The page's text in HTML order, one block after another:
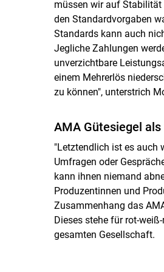
müssen wir auf Stabilität
den Standardvorgaben
Standards kann auch
Jegliche Zahlungen
unverzichtbare
einem Mehrerlös
zu können", unterstrich
AMA Gütesiegel
"Letztendlich ist es auch
Umfragen oder
kann ihnen niemand
Produzentinnen und
Zusammenhang das
Dieses stehe für rot-
gesamten Gesellschaft.